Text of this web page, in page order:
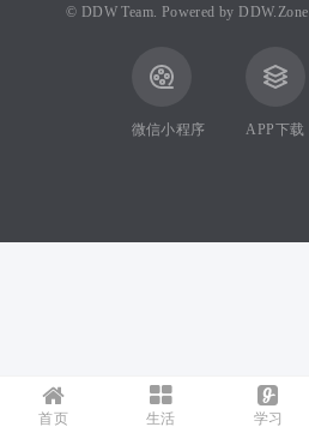
首页 生活 学习
© DDW Team. Powered byDDW.Zone
微信小程序 APP下载